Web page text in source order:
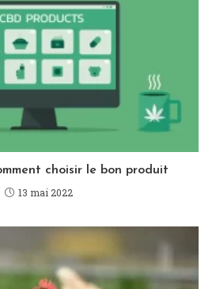
choisir le bon produit
13 mai 2022